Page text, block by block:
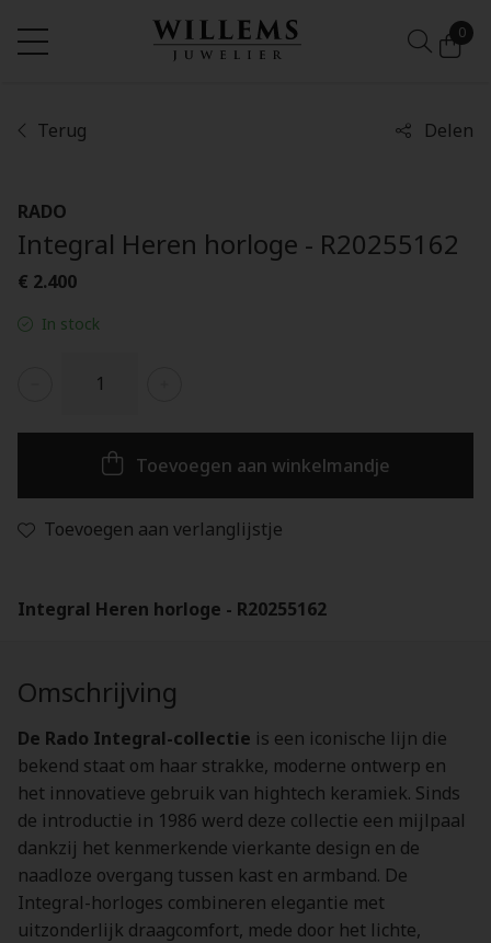
0
Terug Delen
RADO
Integral Heren horloge - R20255162
€ 2.400
In stock
Toevoegen aan winkelmandje
Toevoegen aan verlanglijstje
Integral Heren horloge - R20255162
Omschrijving
De Rado Integral-collectie is een iconische lijn die
bekend staat om haar strakke, moderne ontwerp en
het innovatieve gebruik van hightech keramiek. Sinds
de introductie in 1986 werd deze collectie een mijlpaal
dankzij het kenmerkende vierkante design en de
naadloze overgang tussen kast en armband. De
Integral-horloges combineren elegantie met
uitzonderlijk draagcomfort, mede door het lichte,